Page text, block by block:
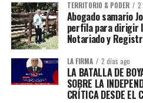
TERRITORIO & PODER
Abogado samario
perfila para dirigir
Notariado y
LA FIRMA 2 días ago
LA BATALLA DE
SOBRE LA
CRÍTICA DESDE EL